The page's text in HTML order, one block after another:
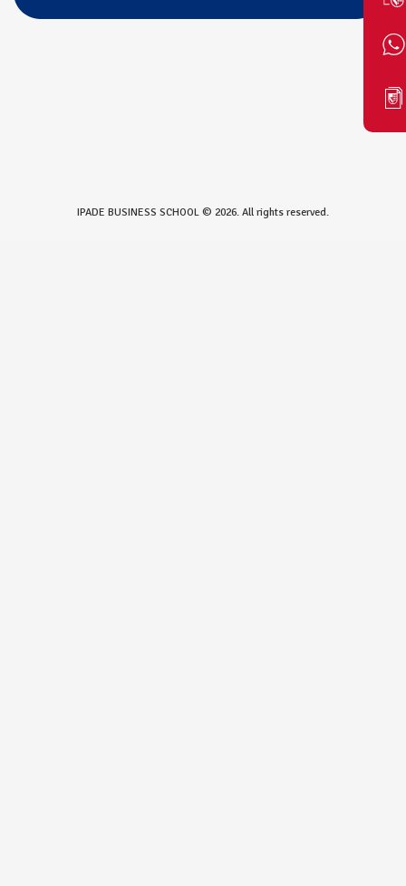
IPADE BUSINESS SCHOOL © 2026. All rights reserved.